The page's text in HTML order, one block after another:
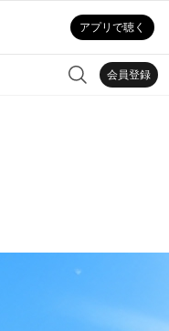
アプリで聴く
会員登録